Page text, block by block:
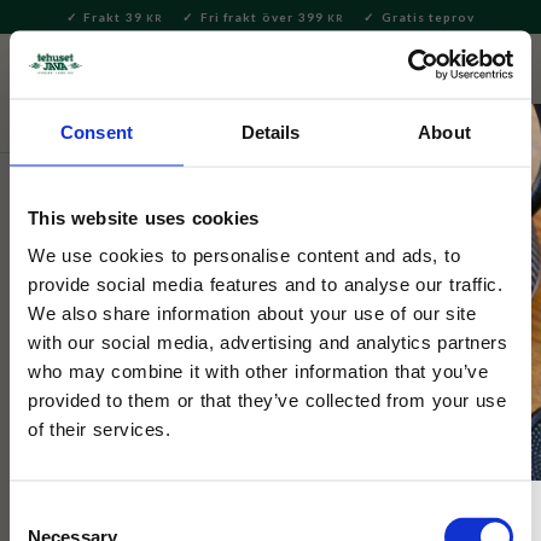
Consent Details About
This website uses cookies
We use cookies to personalise content and ads, to
provide social media features and to analyse our traffic.
We also share information about your use of our site
with our social media, advertising and analytics partners
who may combine it with other information that you’ve
provided to them or that they’ve collected from your use
of their services.
Necessary
Meny
Frakt 39 KR Fri frakt över 399 KR Gratis teprov
Servering & Dukning
Selected by Tehuset Java
Pippi Emaljmugg Frukter 2,5dl
Rosa emaljmugg med motiv på Pippi och Herr Nilsson
tillsammans med rosa äpplen. Perfekt att servera
favoritdrycken till de små.